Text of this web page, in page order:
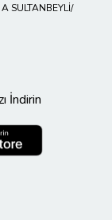
SULTANBEYLİ/
İndirin